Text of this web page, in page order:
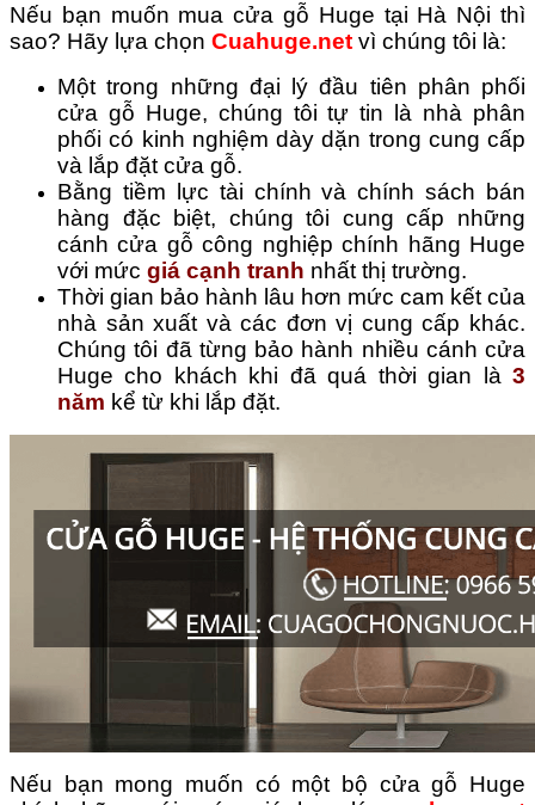
Nếu bạn muốn mua cửa gỗ Huge tại Hà Nội thì
sao? Hãy lựa chọn Cuahuge.net vì chúng tôi là:
Một trong những đại lý đầu tiên phân phối
cửa gỗ Huge, chúng tôi tự tin là nhà phân
phối có kinh nghiệm dày dặn trong cung cấp
và lắp đặt cửa gỗ.
Bằng tiềm lực tài chính và chính sách bán
hàng đặc biệt, chúng tôi cung cấp những
cánh cửa gỗ công nghiệp chính hãng Huge
với mức giá cạnh tranh nhất thị trường.
Thời gian bảo hành lâu hơn mức cam kết của
nhà sản xuất và các đơn vị cung cấp khác.
Chúng tôi đã từng bảo hành nhiều cánh cửa
Huge cho khách khi đã quá thời gian là 3
năm kể từ khi lắp đặt.
Nếu bạn mong muốn có một bộ cửa gỗ Huge